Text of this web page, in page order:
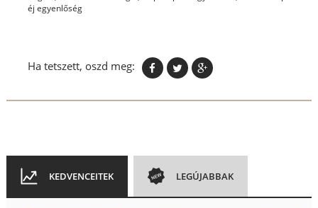
éj egyenlőség
Ha tetszett, oszd meg:
KEDVENCEITEK LEGÚJABBAK